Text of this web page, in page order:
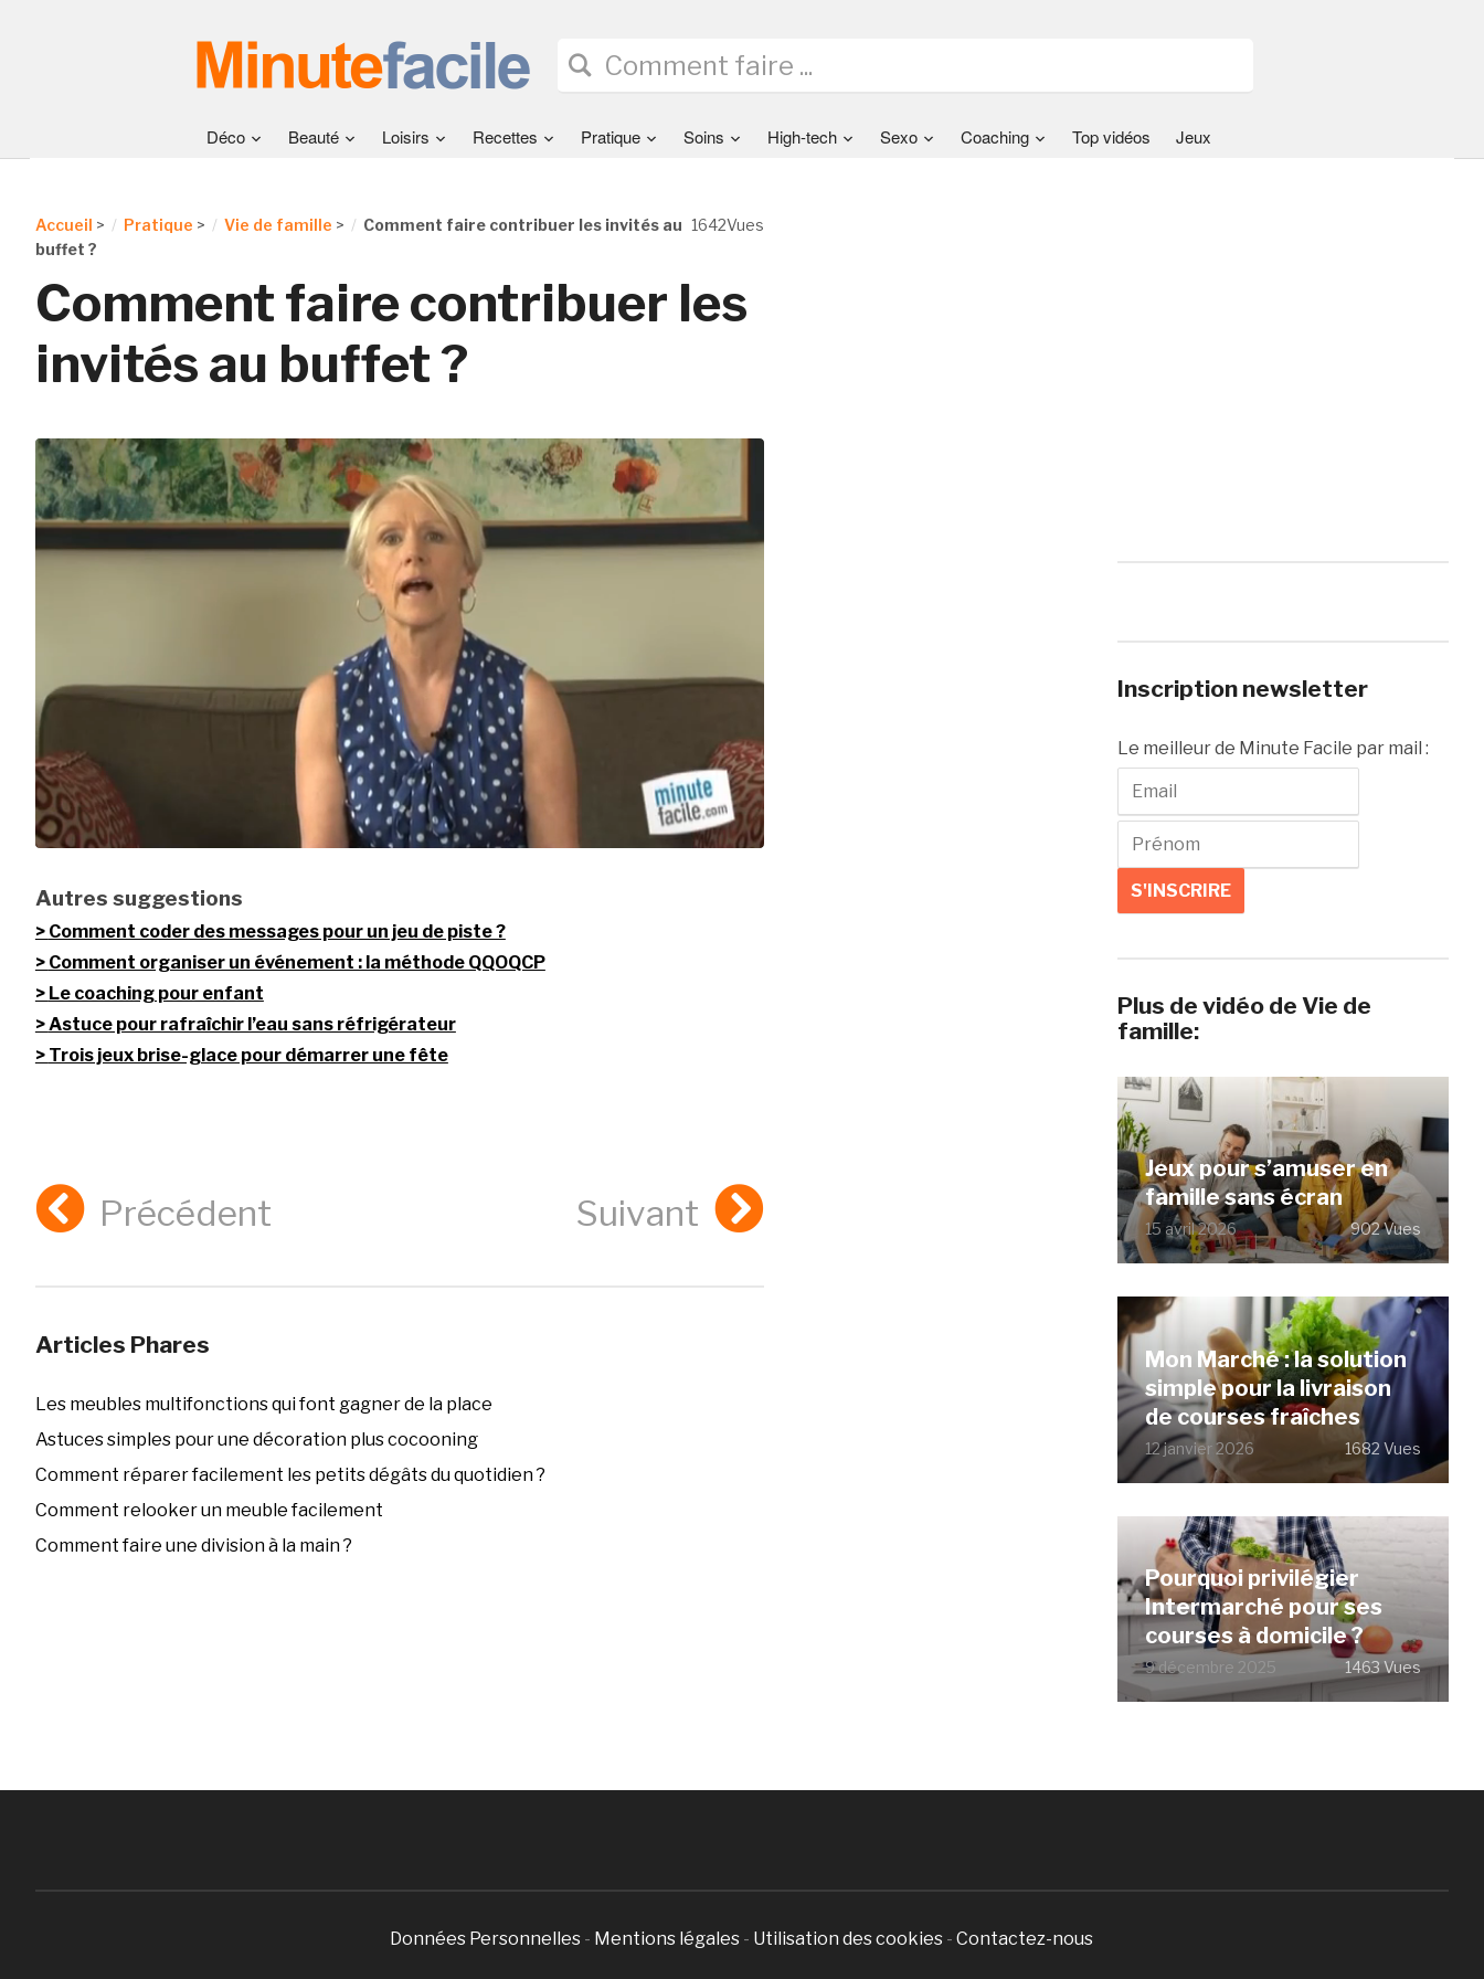
Déco Beauté Loisirs Recettes Pratique Soins High-tech Sexo Coaching Top vidéos Jeux
1642Vues
Accueil > Pratique > Vie de famille >
Comment faire contribuer les invités au
buffet ?
Comment faire contribuer les
invités au buffet ?
Autres suggestions
Comment coder des messages pour un jeu de piste ?
Comment organiser un événement : la méthode QQOQCP
Le coaching pour enfant
Astuce pour rafraîchir l’eau sans réfrigérateur
Trois jeux brise-glace pour démarrer une fête
Précédent Suivant
Articles Phares
Les meubles multifonctions qui font gagner de la place
Astuces simples pour une décoration plus cocooning
Comment réparer facilement les petits dégâts du quotidien ?
Comment relooker un meuble facilement
Comment faire une division à la main ?
Inscription newsletter
Le meilleur de Minute Facile par mail :
Plus de vidéo de Vie de
famille:
Jeux pour s’amuser en
famille sans écran
15 avril 2026 902 Vues
Mon Marché : la solution
simple pour la livraison
de courses fraîches
12 janvier 2026 1682 Vues
Pourquoi privilégier
Intermarché pour ses
courses à domicile ?
9 décembre 2025 1463 Vues
Données Personnelles - Mentions légales - Utilisation des cookies -Contactez-nous